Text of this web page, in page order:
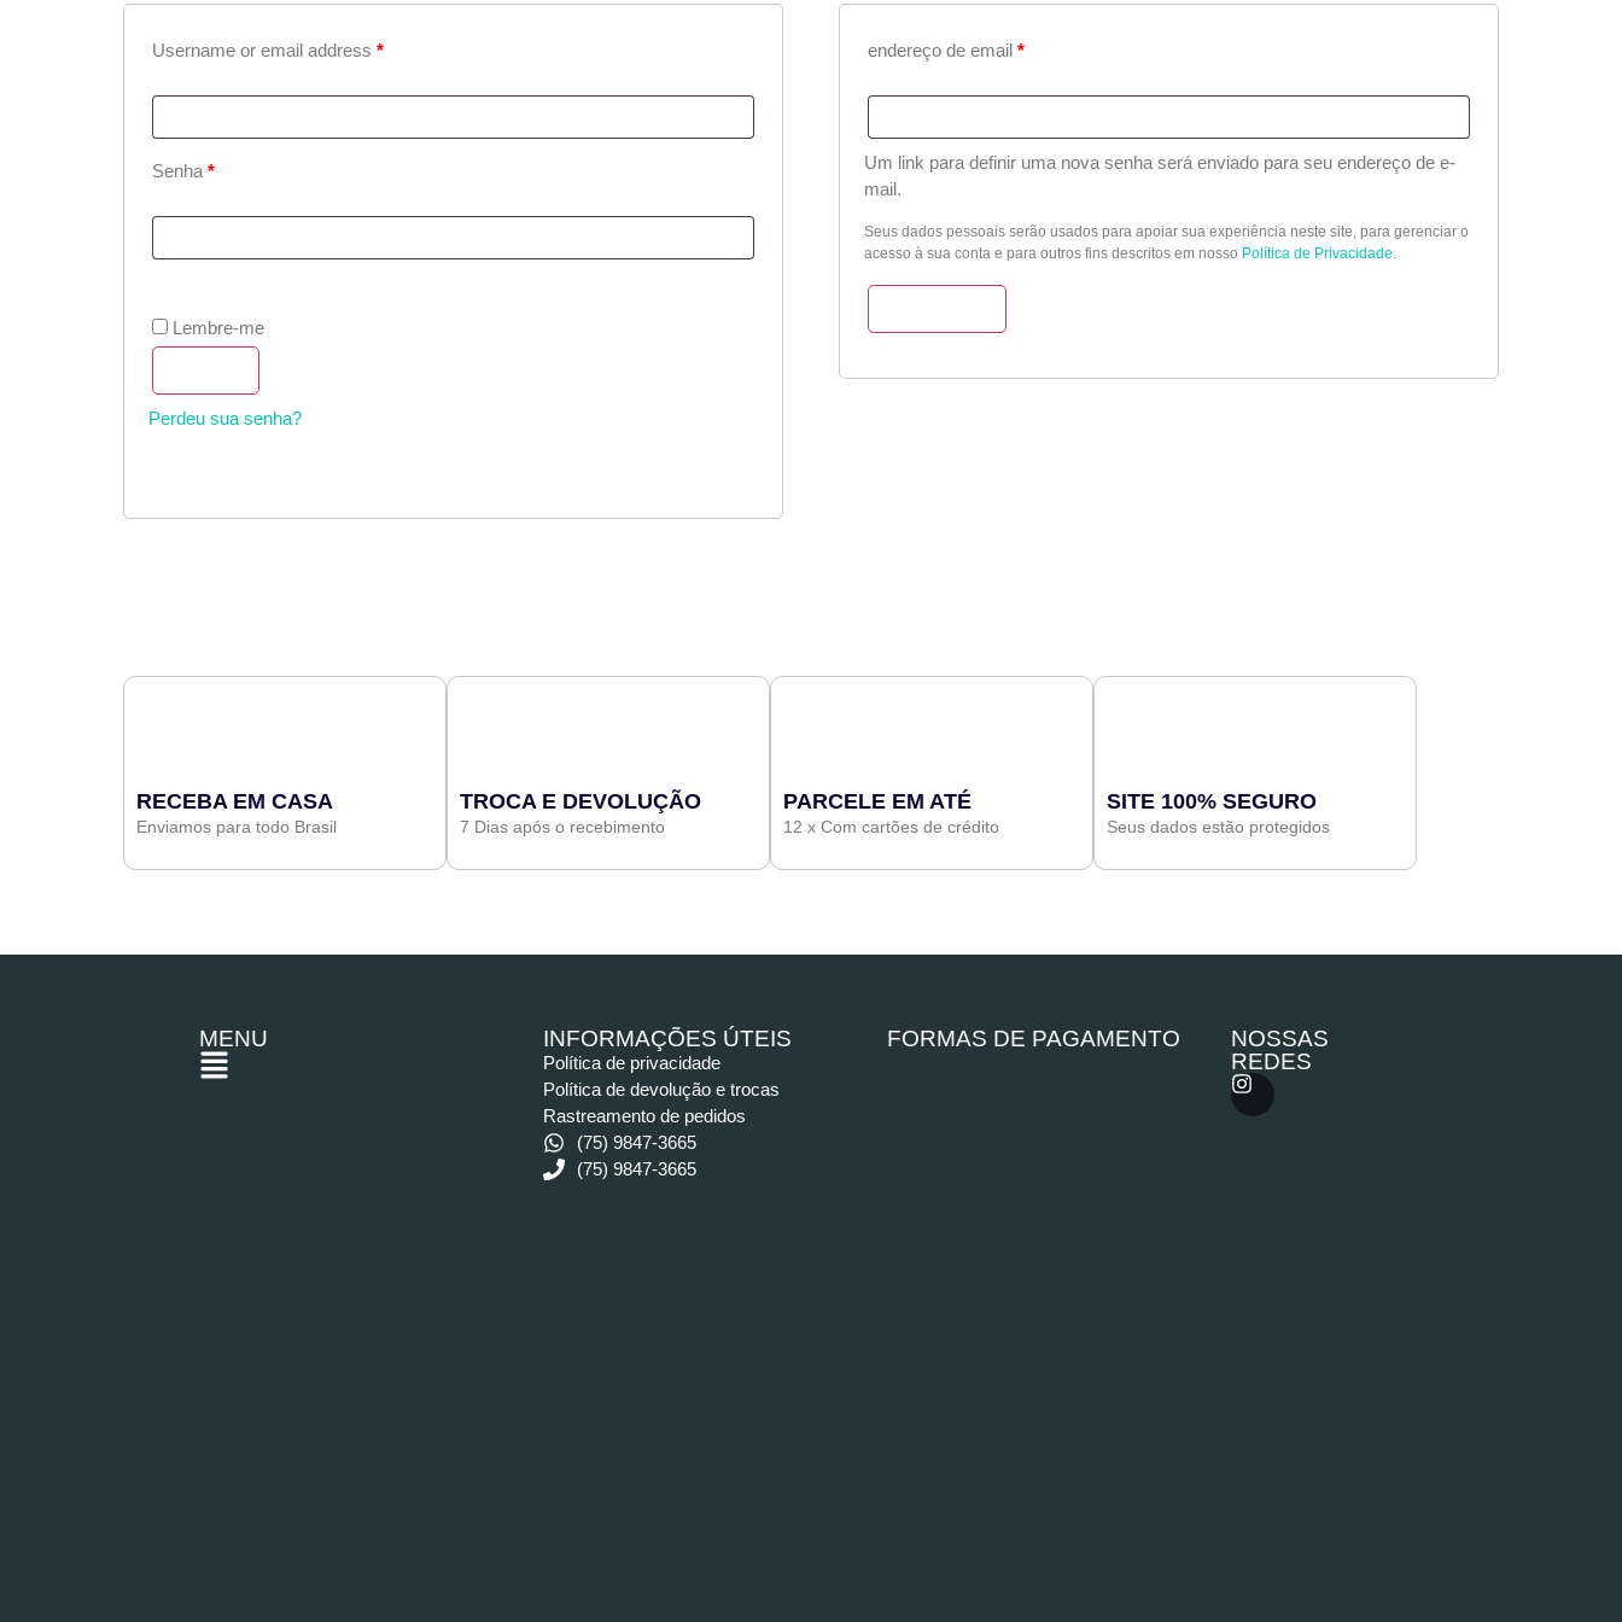
Username or email address *
Senha *
Lembre-me
Perdeu sua senha?
endereço de email *
Um link para definir uma nova senha será enviado para seu endereço de e-
mail.
Seus dados pessoais serão usados ​​para apoiar sua experiência neste site, para gerenciar o
acesso à sua conta e para outros fins descritos em nosso Política de Privacidade
RECEBA EM CASA
Enviamos para todo Brasil
TROCA E DEVOLUÇÃO
7 Dias após o recebimento
PARCELE EM ATÉ
12 x Com cartões de crédito
SITE 100% SEGURO
Seus dados estão protegidos
MENU INFORMAÇÕES ÚTEIS
Política de privacidade
Política de devolução e trocas
Rastreamento de pedidos
(75) 9847-3665
(75) 9847-3665
FORMAS DE PAGAMENTO
NOSSAS
REDES